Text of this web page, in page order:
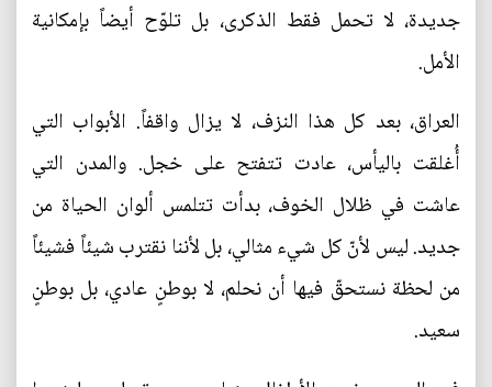
جديدة، لا تحمل فقط الذكرى، بل تلوّح أيضاً بإمكانية
الأمل.
العراق، بعد كل هذا النزف، لا يزال واقفاً. الأبواب التي
أُغلقت باليأس، عادت تتفتح على خجل. والمدن التي
عاشت في ظلال الخوف، بدأت تتلمس ألوان الحياة من
جديد. ليس لأنّ كل شيء مثالي، بل لأننا نقترب شيئاً فشيئاً
من لحظة نستحقّ فيها أن نحلم، لا بوطنٍ عادي، بل بوطنٍ
سعيد.